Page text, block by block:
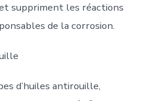
suppriment les réactions
de la corrosion.
d’huiles antirouille,